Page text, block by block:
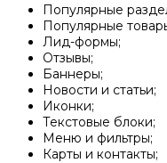
Популярные
Популярные
Лид-формы;
Отзывы;
Баннеры;
Новости и статьи;
Иконки;
Текстовые блоки;
Меню и фильтры;
Карты и контакты;